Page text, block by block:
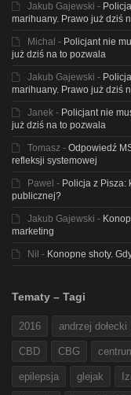
Jakub Gajewski -
marihuany. Prawo już dziś
Michal - Policjant nie
już dziś na to pozwala
Jakub Gajewski -
marihuany. Prawo już dziś
Janek - Policjant nie
już dziś na to pozwala
Tomasz - Odpowiedź
refleksji systemowej
Pawel - Policja z Pisza:
publicznej?
Jakub Gajewski -
marketing
Nil - Konopne shoty.
Tematy – Tagi
2016 andrzej dołecki
CBD CBG
epilepsja glejak